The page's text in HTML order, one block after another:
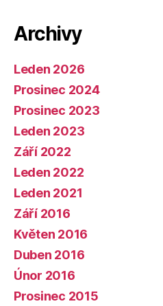
Archivy
Leden 2026
Prosinec 2024
Prosinec 2023
Leden 2023
Září 2022
Leden 2022
Leden 2021
Září 2016
Květen 2016
Duben 2016
Únor 2016
Prosinec 2015